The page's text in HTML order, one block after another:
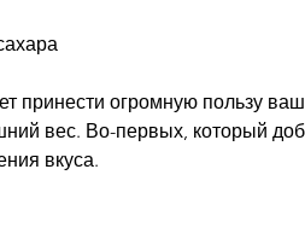
принести огромную пользу
вес. Во-первых, который
вкуса.